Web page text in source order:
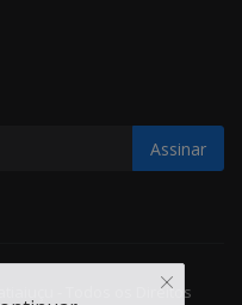
Assinar
- Todos os Direitos